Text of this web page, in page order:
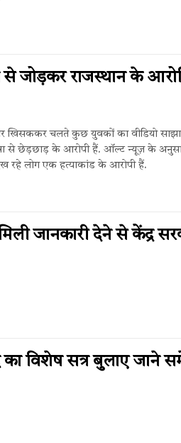
जोड़कर राजस्थान के
खिसककर चलते कुछ युवकों का वीडियो
से छेड़छाड़ के आरोपी हैं. ऑल्ट न्यूज़ के
रहे लोग एक हत्याकांड के आरोपी हैं.
जानकारी देने से केंद्र
विशेष सत्र बुलाए जाने